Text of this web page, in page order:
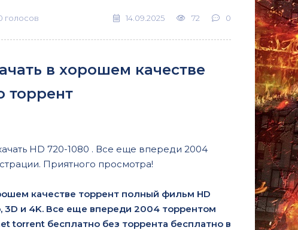
голосов 14.09.2025 72 0
в хорошем качестве
торрент
HD 720-1080 . Все еще впереди 2004
Приятного просмотра!
качестве торрент полный фильм HD
3D и 4K. Все еще впереди 2004 торрентом
torrent бесплатно без торрента бесплатно в